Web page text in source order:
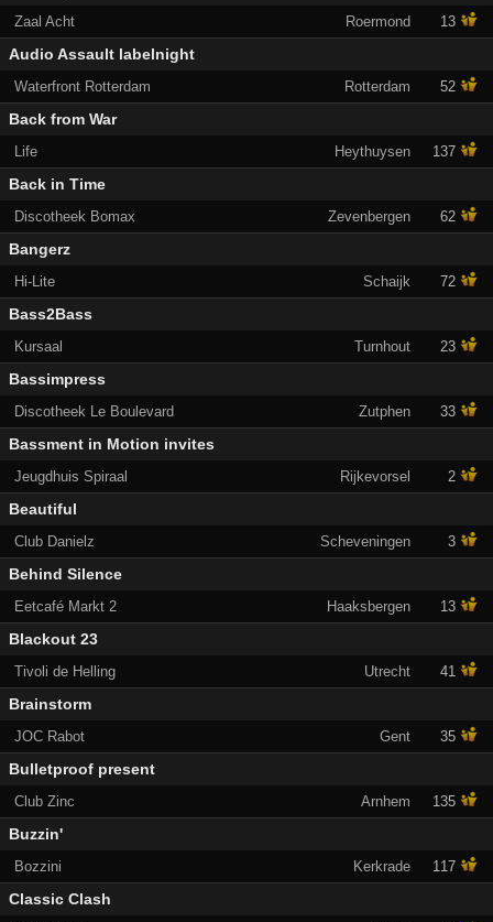
Zaal Acht Roermond 13
Audio Assault labelnight
Waterfront Rotterdam Rotterdam 52
Back from War
Life Heythuysen 137
Back in Time
Discotheek Bomax Zevenbergen 62
Bangerz
Hi-Lite Schaijk 72
Bass2Bass
Kursaal Turnhout 23
Bassimpress
Discotheek Le Boulevard Zutphen 33
Bassment in Motion invites
Jeugdhuis Spiraal Rijkevorsel 2
Beautiful
Club Danielz Scheveningen 3
Behind Silence
Eetcafé Markt 2 Haaksbergen 13
Blackout 23
Tivoli de Helling Utrecht 41
Brainstorm
JOC Rabot Gent 35
Bulletproof present
Club Zinc Arnhem 135
Buzzin'
Bozzini Kerkrade 117
Classic Clash